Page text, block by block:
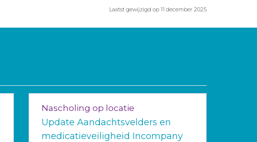
Laatst gewijzigd op 11 december 2025
Nascholing op locatie
Update Aandachtsvelders en
medicatieveiligheid Incompany